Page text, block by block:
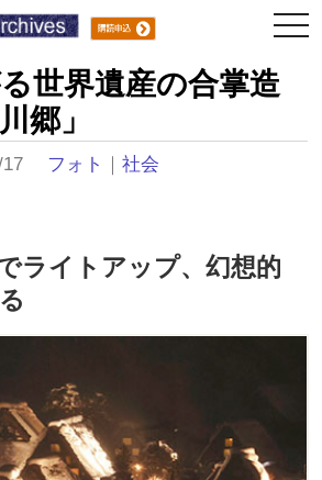
世界遺産の合掌造
郷」
17 フォト ｜社会
ライトアップ、幻想的